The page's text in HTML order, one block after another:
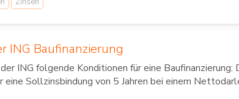
ING Baufinanzierung
ING folgende Konditionen für eine Baufinanzierung:
eine Sollzinsbindung von 5 Jahren bei einem